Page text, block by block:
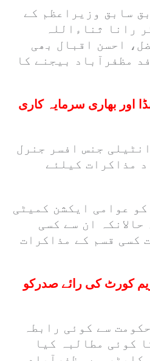
سابق وزیراعظم کے
رانا ثناءاللہ
احسن اقبال بھی
مظفرآباد بیجنے کا
اور بھاری سرمایہ کاری
جنس افسر جنرل
مذاکرات کیلئے
عوامی ایکشن کمیٹی
ان سے کسی
کسی قسم کے مذاکرات
کورٹ کی رائے صدرکو
سے کوئی رابطہ
کوئی مطالبہ کیا